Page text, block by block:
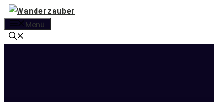
Zum
Inhalt
springen
Menü